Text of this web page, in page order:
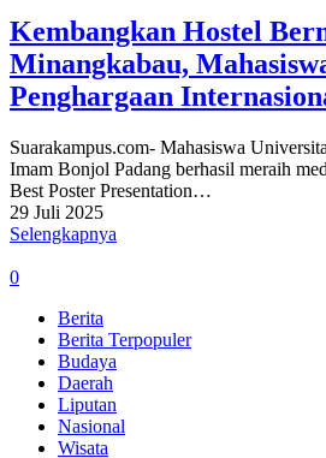
Kembangkan Hostel
Minangkabau,
Penghargaan
Suarakampus.com- Mahasiswa
Imam Bonjol Padang berhasil meraih
Best Poster Presentation…
29 Juli 2025
Selengkapnya
0
Berita
Berita Terpopuler
Budaya
Daerah
Liputan
Nasional
Wisata